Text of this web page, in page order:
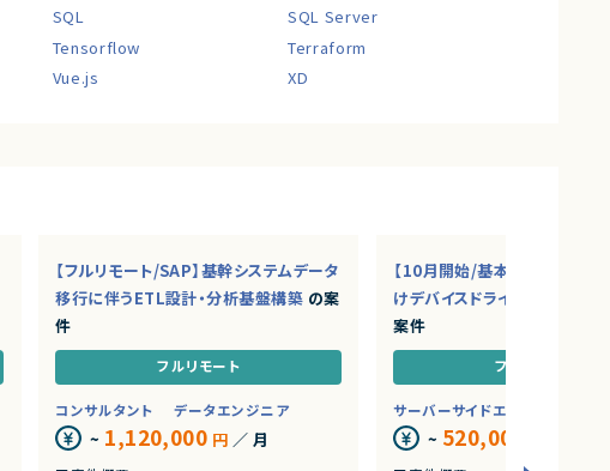
SQL
SQL Server
Tensorflow
Terraform
Vue.js XD
【フルリモート/SAP】基幹システムデータ
移行に伴うETL設計・分析基盤構築 の案
件
フルリモート
コンサルタント データエンジニア
~ 1,120,000 円 ／ 月
【10月開始/基本リモート】カ
けデバイスドライバー開発エ
案件
フルリモート
サーバーサイドエンジニア
~ 520,000